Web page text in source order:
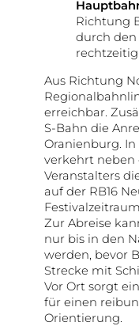
Richtung
durch den
Aus Richtung
erreichbar.
S-Bahn die
Oranienburg.
verkehrt neben
Veranstalters
auf der RB16
Zur Abreise
nur bis in den
werden, bevor
Strecke mit
Vor Ort sorgt
für einen
Orientierung.